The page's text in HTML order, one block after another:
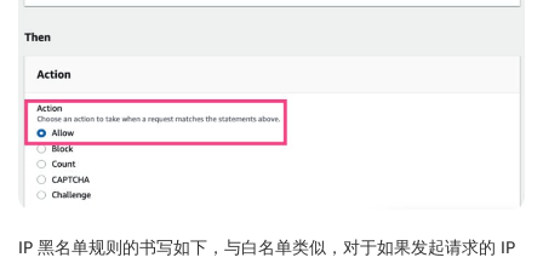
IP 黑名单规则的书写如下，与白名单类似，对于如果发起请求的 IP